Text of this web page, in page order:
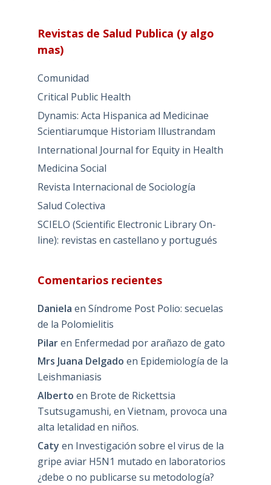
Revistas de Salud Publica (y algo
mas)
Comunidad
Critical Public Health
Dynamis: Acta Hispanica ad Medicinae
Scientiarumque Historiam Illustrandam
International Journal for Equity in Health
Medicina Social
Revista Internacional de Sociología
Salud Colectiva
SCIELO (Scientific Electronic Library On-
line): revistas en castellano y portugués
Comentarios recientes
Daniela en Síndrome Post Polio: secuelas
de la Polomielitis
Pilaren Enfermedad por arañazo de gato
Mrs Juana Delgado en Epidemiología de la
Leishmaniasis
Alberto en Brote de Rickettsia
Tsutsugamushi, en Vietnam, provoca una
alta letalidad en niños.
Caty en Investigación sobre el virus de la
gripe aviar H5N1 mutado en laboratorios
¿debe o no publicarse su metodología?